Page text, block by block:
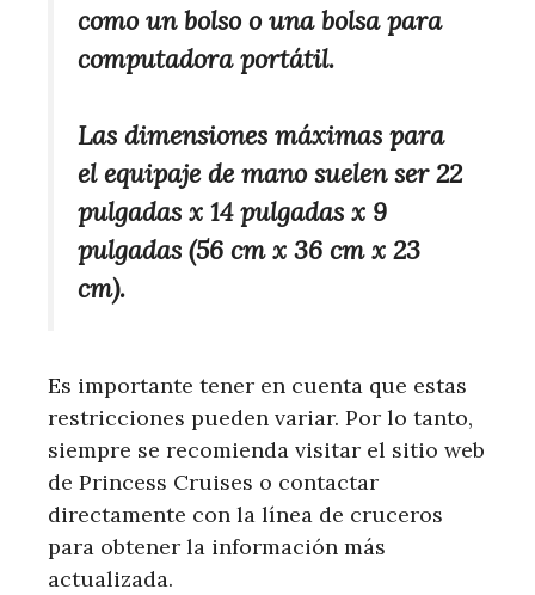
como un bolso o una bolsa para
computadora portátil.
Las dimensiones máximas para
el equipaje de mano suelen ser 22
pulgadas x 14 pulgadas x 9
pulgadas (56 cm x 36 cm x 23
cm).
Es importante tener en cuenta que estas
restricciones pueden variar. Por lo tanto,
siempre se recomienda visitar el sitio web
de Princess Cruises o contactar
directamente con la línea de cruceros
para obtener la información más
actualizada.